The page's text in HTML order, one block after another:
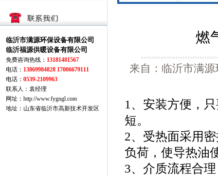
临沂市满源环保设备有限公司
临沂福源供暖设备有限公司
免费咨询热线： 13181481567
电话： 13869984828 17006679111
电话：0539-2109963
联系人：袁经理
网址：http://www.fygngl.com
地址：山东省临沂市高新技术开发区
燃
来自：临沂市满
1、安装方便，
短。
2、受热面采用
负荷，使导热油
3、介质流程合